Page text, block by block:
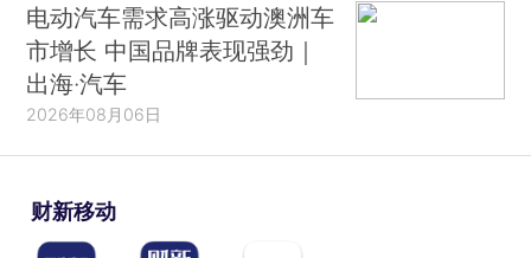
电动汽车需求高涨驱动澳洲车
市增长 中国品牌表现强劲｜
出海·汽车
2026年08月06日
财新移动